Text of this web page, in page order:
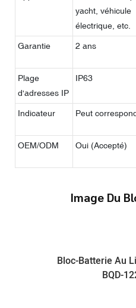
yacht, véhicule
électrique, etc.
Garantie 2 ans
Plage
d'adresses IP
IP63
Indicateur Peut
OEM/ODM Oui (Accepté)
Image Du
Bloc-Batterie Au
BQD-